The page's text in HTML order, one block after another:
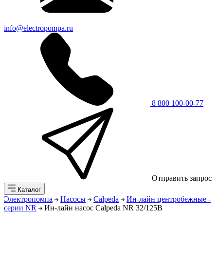
info@electropompa.ru
8 800 100-00-77
Отправить запрос
Каталог
Электропомпа Насосы Calpeda
Ин-лайн центробежные -
серии NR
Ин-лайн насос Calpeda NR 32/125B